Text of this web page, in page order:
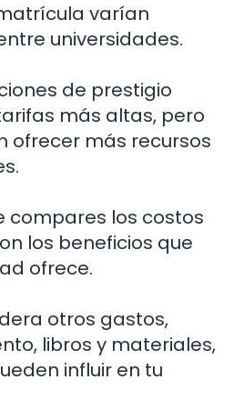
varían
universidades.
de prestigio
más altas, pero
ofrecer más recursos
compares los costos
los beneficios que
ofrece.
otros gastos,
libros y materiales,
influir en tu